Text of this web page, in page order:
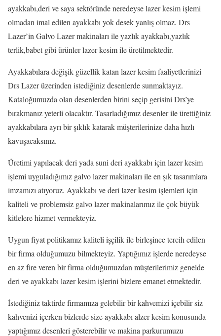
ayakkabı,deri ve saya sektöründe neredeyse lazer kesim işlemi
olmadan imal edilen ayakkabı yok desek yanlış olmaz. Drs
Lazer’in Galvo Lazer makinaları ile yazlık ayakkabı,yazlık
terlik,babet gibi ürünler lazer kesim ile üretilmektedir.
Ayakkabılara değişik güzellik katan lazer kesim faaliyetlerinizi
Drs Lazer üzerinden istediğiniz desenlerde sunmaktayız.
Kataloğumuzda olan desenlerden birini seçip gerisini Drs’ye
bırakmanız yeterli olacaktır. Tasarladığımız desenler ile ürettiğiniz
ayakkabılara ayrı bir şıklık katarak müşterilerinize daha hızlı
kavuşacaksınız.
Üretimi yapılacak deri yada suni deri ayakkabı için lazer kesim
işlemi uyguladığımız galvo lazer makinaları ile en şık tasarımlara
imzamızı atıyoruz. Ayakkabı ve deri lazer kesim işlemleri için
kaliteli ve problemsiz galvo lazer makinalarımız ile çok büyük
kitlelere hizmet vermekteyiz.
Uygun fiyat politikamız kaliteli işçilik ile birleşince tercih edilen
bir firma olduğumuzu bilmekteyiz. Yaptığımız işlerde neredeyse
en az fire veren bir firma olduğumuzdan müşterilerimiz genelde
deri ve ayakkabı lazer kesim işlerini bizlere emanet etmektedir.
İstediğiniz taktirde firmamıza gelebilir bir kahvemizi içebilir siz
kahvenizi içerken bizlerde size ayakkabı alzer kesim konusunda
yaptığımız desenleri gösterebilir ve makina parkurumuzu